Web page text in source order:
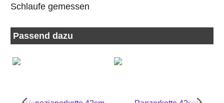
Schlaufe gemessen
Passend dazu